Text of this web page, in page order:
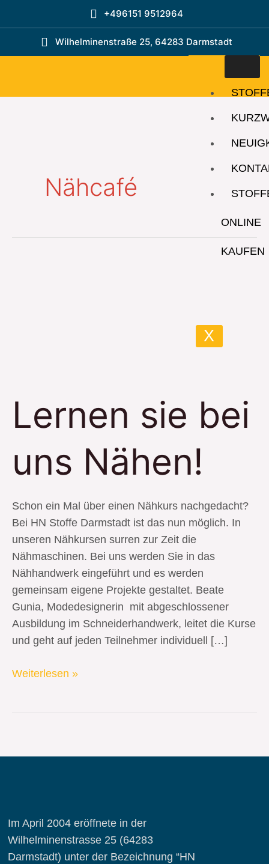
Inhalt
+496151 9512964
Wilhelminenstraße 25, 64283 Darmstadt
ONLINE
KAUFEN
X
Nähcafé
Lernen sie bei
uns Nähen!
Schon ein Mal über einen Nähkurs nachgedacht?
Bei HN Stoffe Darmstadt ist das nun möglich. In
unseren Nähkursen surren zur Zeit die
Nähmaschinen. Bei uns werden Sie in das
Nähhandwerk eingeführt und es werden
gemeinsam eigene Projekte gestaltet. Beate
Gunia, Modedesignerin mit abgeschlossener
Ausbildung im Schneiderhandwerk, leitet die Kurse
und geht auf jeden Teilnehmer individuell […]
Weiterlesen »
Im April 2004 eröffnete in der
Wilhelminenstrasse 25 (64283
Darmstadt) unter der Bezeichnung “HN